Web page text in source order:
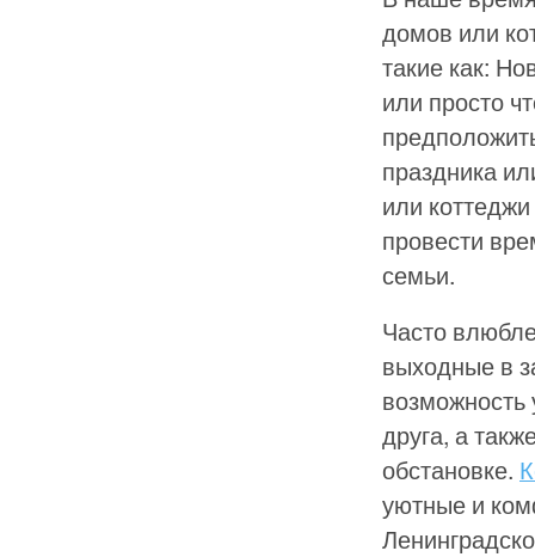
домов или
такие как:
или просто
праздника
или
провести
семьи.
Часто
выходные в
возможность
друга, а
обстановке.
уютные и